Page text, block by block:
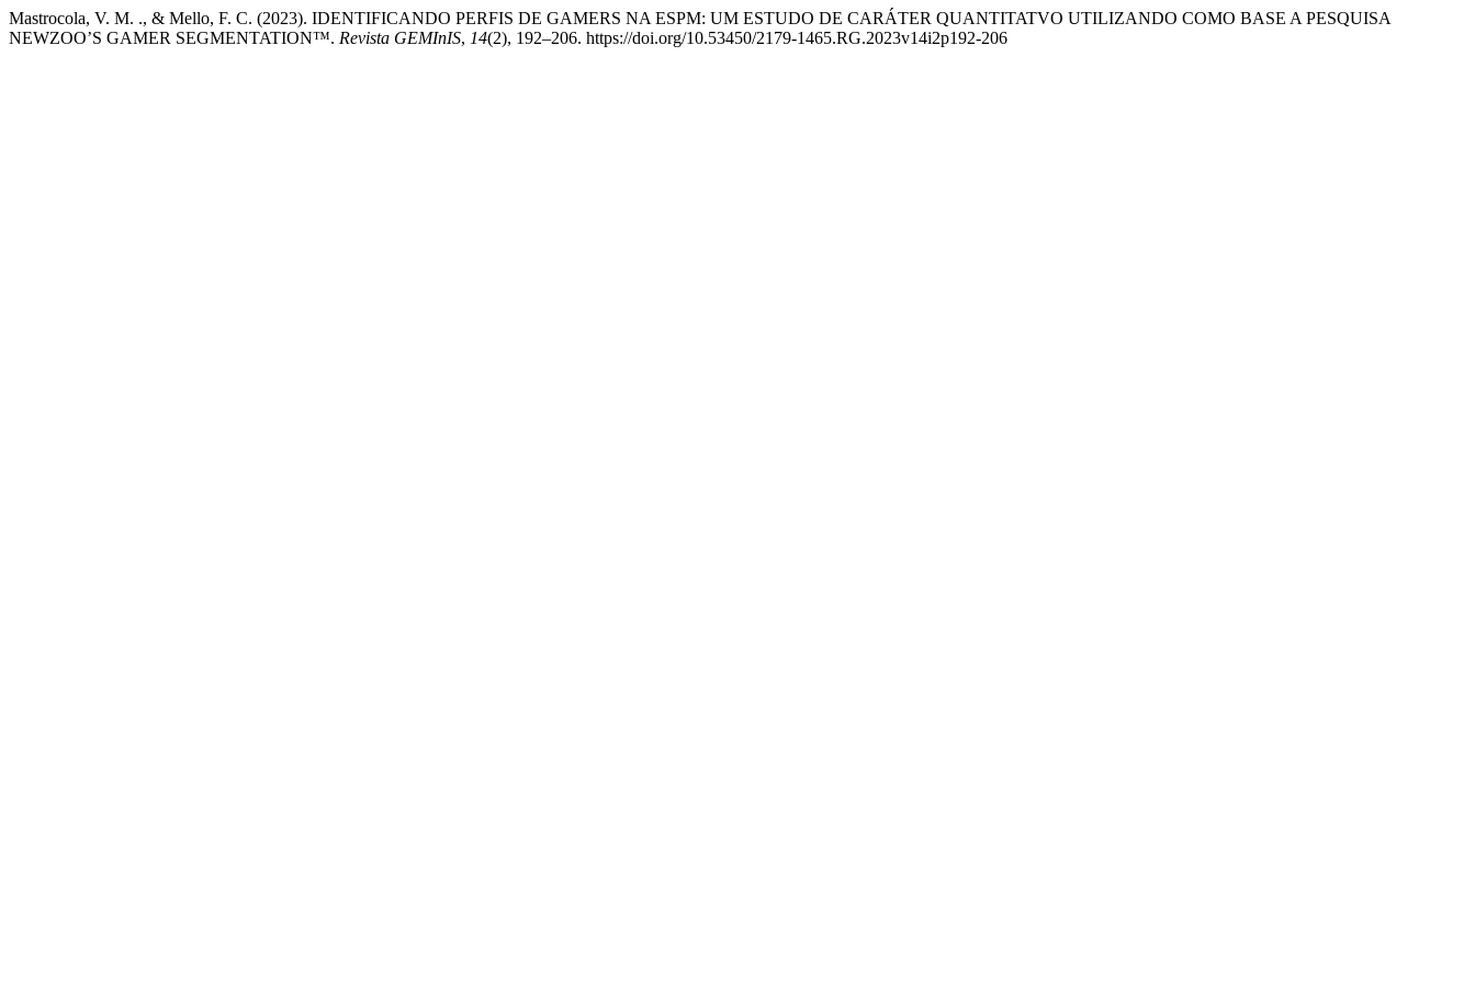
Mastrocola, V. M. ., & Mello, F. C. (2023). IDENTIFICANDO PERFIS DE GAMERS NA ESPM: UM ESTUDO DE CARÁTER QUANTITATVO UTILIZANDO COMO BASE A PESQUISA
NEWZOO’S GAMER SEGMENTATION™. Revista GEMInIS, 14(2), 192–206. https://doi.org/10.53450/2179-1465.RG.2023v14i2p192-206